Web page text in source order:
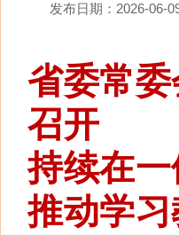
发布日期：2026-06-
省委常
召开
持续在
推动学